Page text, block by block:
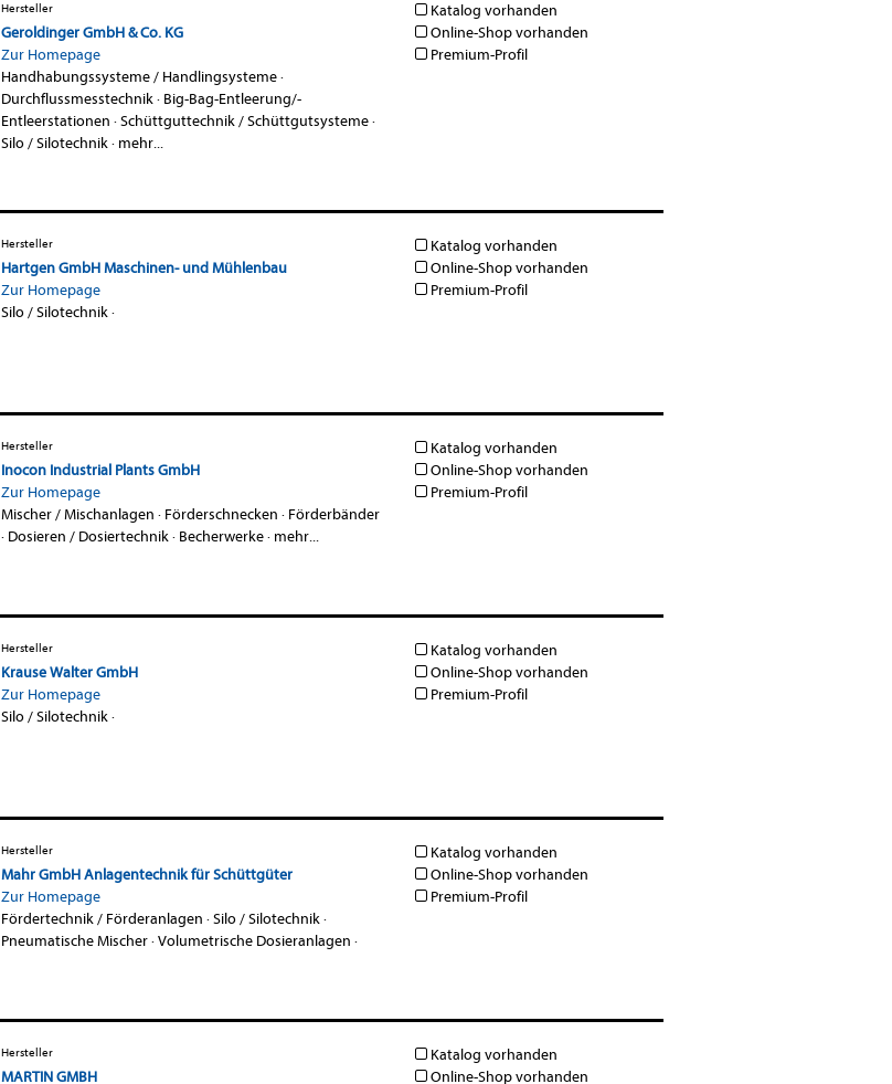
Hersteller
Geroldinger GmbH & Co. KG
Zur Homepage
Handhabungssysteme / Handlingsysteme·
Durchflussmesstechnik· Big-Bag-Entleerung/-
Entleerstationen ·Schüttguttechnik / Schüttgutsysteme·
Silo / Silotechnik· mehr...
Katalog vorhanden
Online-Shop vorhanden
Premium-Profil
Hersteller
Hartgen GmbH Maschinen- und Mühlenbau
Zur Homepage
Silo / Silotechnik·
Katalog vorhanden
Online-Shop vorhanden
Premium-Profil
Hersteller
Inocon Industrial Plants GmbH
Zur Homepage
Mischer / Mischanlagen · Förderschnecken · Förderbänder
· Dosieren / Dosiertechnik· Becherwerke· mehr...
Katalog vorhanden
Online-Shop vorhanden
Premium-Profil
Hersteller
Krause Walter GmbH
Zur Homepage
Silo / Silotechnik·
Katalog vorhanden
Online-Shop vorhanden
Premium-Profil
Hersteller
Mahr GmbH Anlagentechnik für Schüttgüter
Zur Homepage
Fördertechnik / Förderanlagen ·Silo / Silotechnik·
Pneumatische Mischer·Volumetrische Dosieranlagen ·
Katalog vorhanden
Online-Shop vorhanden
Premium-Profil
Hersteller
MARTIN GMBH
Katalog vorhanden
Online-Shop vorhanden